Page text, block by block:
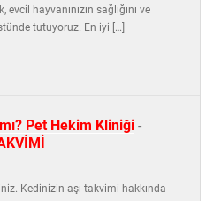
hayvanınızın sağlığını ve
tutuyoruz. En iyi […]
Pet Hekim Kliniği -
Kedinizin aşı takvimi hakkında